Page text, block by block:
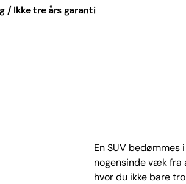
/ Ikke tre års garanti
En SUV
nogensinde væk fra
hvor du ikke bare